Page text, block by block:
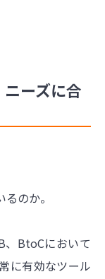
ーズに合
のか。
、BtoCにおいて
に有効なツール